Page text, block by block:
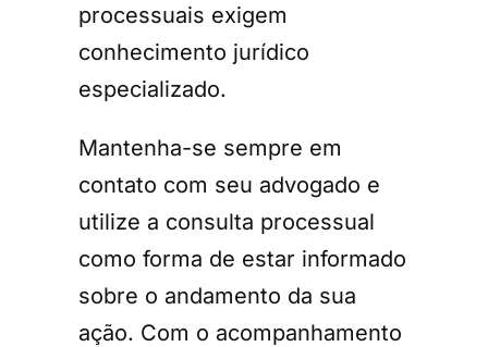
processuais exigem
conhecimento jurídico
especializado.
Mantenha-se sempre em
contato com seu advogado e
utilize a consulta processual
como forma de estar informado
sobre o andamento da sua
ação. Com o acompanhamento